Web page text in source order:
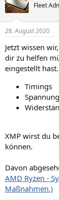
Fleet
28. August 2020
Jetzt wissen
dir zu helfen
eingestellt
Timings
XMP wirst du
können.
Davon
AMD Ryzen -
Maßnahmen.)